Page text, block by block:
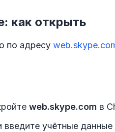
как открыть
по адресу
web.skype.com в
учётные